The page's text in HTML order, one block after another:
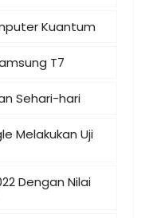
Kuantum
T7
Sehari-hari
Melakukan Uji
Dengan Nilai